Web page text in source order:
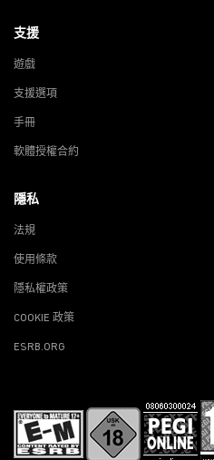
支援
遊戲
支援選項
手冊
軟體授權合約
隱私
法規
使用條款
隱私權政策
COOKIE 政策
ESRB.ORG